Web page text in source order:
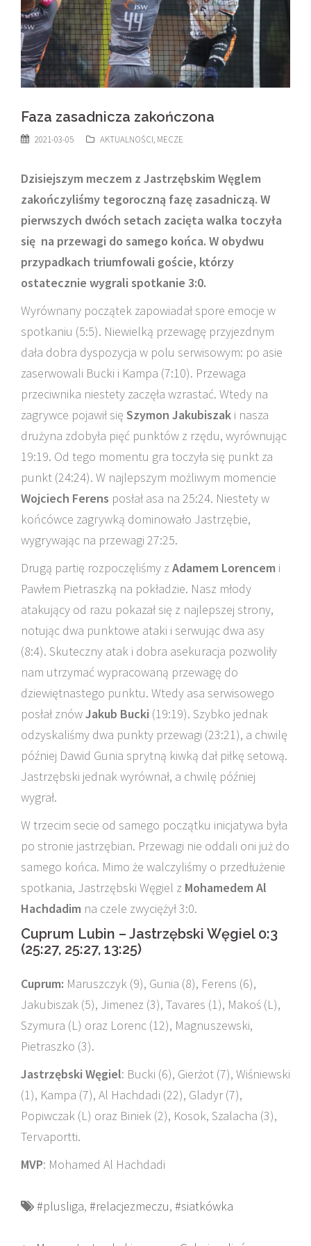
Faza zasadnicza zakończona
2021-03-05 AKTUALNOŚCI, MECZE
Dzisiejszym meczem z Jastrzębskim Węglem
zakończyliśmy tegoroczną fazę zasadniczą. W
pierwszych dwóch setach zacięta walka toczyła
się na przewagi do samego końca. W obydwu
przypadkach triumfowali goście, którzy
ostatecznie wygrali spotkanie 3:0.
Wyrównany początek zapowiadał spore emocje w
spotkaniu (5:5). Niewielką przewagę przyjezdnym
dała dobra dyspozycja w polu serwisowym: po asie
zaserwowali Bucki i Kampa (7:10). Przewaga
przeciwnika niestety zaczęła wzrastać. Wtedy na
zagrywce pojawił się Szymon Jakubiszak i nasza
drużyna zdobyła pięć punktów z rzędu, wyrównując
19:19. Od tego momentu gra toczyła się punkt za
punkt (24:24). W najlepszym możliwym momencie
Wojciech Ferens posłał asa na 25:24. Niestety w
końcówce zagrywką dominowało Jastrzębie,
wygrywając na przewagi 27:25.
Drugą partię rozpoczęliśmy z Adamem Lorencem i
Pawłem Pietraszką na pokładzie. Nasz młody
atakujący od razu pokazał się z najlepszej strony,
notując dwa punktowe ataki i serwując dwa asy
(8:4). Skuteczny atak i dobra asekuracja pozwoliły
nam utrzymać wypracowaną przewagę do
dziewiętnastego punktu. Wtedy asa serwisowego
posłał znówJakub Bucki (19:19). Szybko jednak
odzyskaliśmy dwa punkty przewagi (23:21), a chwilę
później Dawid Gunia sprytną kiwką dał piłkę setową.
Jastrzębski jednak wyrównał, a chwilę później
wygrał.
W trzecim secie od samego początku inicjatywa była
po stronie jastrzębian. Przewagi nie oddali oni już do
samego końca. Mimo że walczyliśmy o przedłużenie
spotkania, Jastrzębski Węgiel z Mohamedem Al
Hachdadim na czele zwyciężył 3:0.
Cuprum Lubin – Jastrzębski Węgiel 0:3
(25:27, 25:27, 13:25)
Cuprum: Maruszczyk (9), Gunia (8), Ferens (6),
Jakubiszak (5), Jimenez (3), Tavares (1), Makoś (L),
Szymura (L) oraz Lorenc (12), Magnuszewski,
Pietraszko (3).
Jastrzębski Węgiel: Bucki (6), Gierżot (7), Wiśniewski
(1), Kampa (7), Al Hachdadi (22), Gladyr (7),
Popiwczak (L) oraz Biniek (2), Kosok, Szalacha (3),
Tervaportti.
MVP: Mohamed Al Hachdadi
#plusliga, #relacjezmeczu, #siatkówka